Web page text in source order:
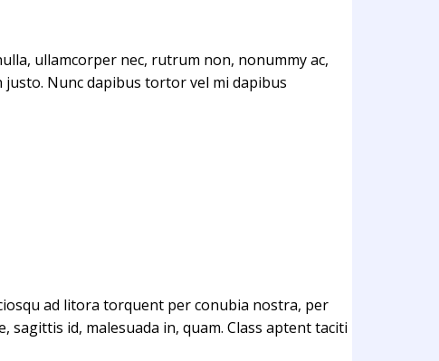
ullamcorper nec, rutrum non, nonummy ac,
Nunc dapibus tortor vel mi dapibus
ad litora torquent per conubia nostra, per
id, malesuada in, quam. Class aptent taciti